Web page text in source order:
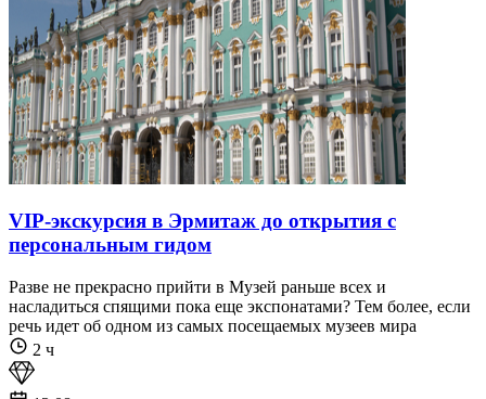
VIP-экскурсия в Эрмитаж до открытия с
персональным гидом
Разве не прекрасно прийти в Музей раньше всех и
насладиться спящими пока еще экспонатами? Тем более, если
речь идет об одном из самых посещаемых музеев мира
2 ч